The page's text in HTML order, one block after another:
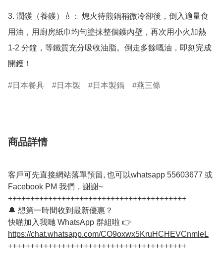
3. 潤鑊（養鑊）💧： 熄火待煎鍋稍微冷卻後，倒入適量食
用油，用廚房紙巾均勻塗抹整個鑊內壁，再次用小火加熱
1-2 分鐘，等鐵質充分吸收油脂。倒走多餘嘅油，即刻完成
日本餐具 日本製 日本製鍋 燕三條
商品詳情
客戶可先直接網站落單預留, 也可以whatsapp 55603677 或
Facebook PM 我們，謝謝~
++++++++++++++++++++++++++++++++++++++++
🔔 想第一時間收到最新優惠？
快啲加入我哋 WhatsApp 群組啦 👉
https://chat.whatsapp.com/CO9oxwx5KruHCHEVCnmleL
++++++++++++++++++++++++++++++++++++++++